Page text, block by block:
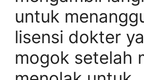
untuk
lisensi dokter
mogok setelah